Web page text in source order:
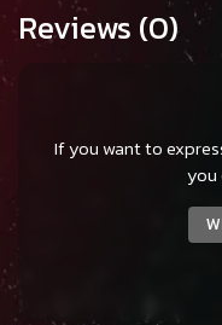
Reviews (0)
If you want to
you